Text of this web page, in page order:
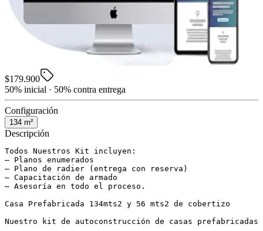
$179.900
50% inicial · 50% contra entrega
Configuración
134 m²
Descripción
Todos Nuestros Kit incluyen:
– Planos enumerados
– Plano de radier (entrega con reserva)
– Capacitación de armado
– Asesoría en todo el proceso.
Casa Prefabricada 134mts2 y 56 mts2 de cobertizo
Nuestro kit de autoconstrucción de casas